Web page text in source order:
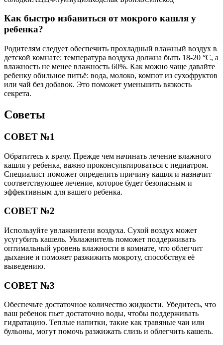
Как быстро избавиться от мокрого кашля у
ребенка?
Родителям следует обеспечить прохладный влажный воздух в
детской комнате: температура воздуха должна быть 18-20 °С, а
влажность не менее влажность 60%. Как можно чаще давайте
ребенку обильное питьё: вода, молоко, компот из сухофруктов
или чай без добавок. Это поможет уменьшить вязкость
секрета.
Советы
СОВЕТ №1
Обратитесь к врачу. Прежде чем начинать лечение влажного
кашля у ребенка, важно проконсультироваться с педиатром.
Специалист поможет определить причину кашля и назначит
соответствующее лечение, которое будет безопасным и
эффективным для вашего ребенка.
СОВЕТ №2
Используйте увлажнители воздуха. Сухой воздух может
усугубить кашель. Увлажнитель поможет поддерживать
оптимальный уровень влажности в комнате, что облегчит
дыхание и поможет разжижить мокроту, способствуя её
выведению.
СОВЕТ №3
Обеспечьте достаточное количество жидкости. Убедитесь, что
ваш ребенок пьет достаточно воды, чтобы поддерживать
гидратацию. Теплые напитки, такие как травяные чаи или
бульоны, могут помочь разжижать слизь и облегчить кашель.